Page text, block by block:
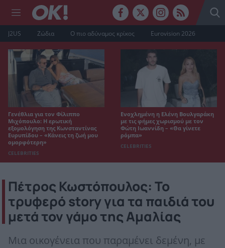
J2US Ζώδια Ο πιο αδύναμος κρίκος Eurovision 2026
Γενέθλια για τον Φίλιππο
Μιχόπουλο: Η ερωτική
εξομολόγηση της Κωνσταντίνας
Ευρυπίδου – «Κάνεις τη ζωή μου
ομορφότερη»
CELEBRITIES
Ενοχλημένη η Ελένη Βουλγαράκη
με τις φήμες χωρισμού με τον
Φώτη Ιωαννίδη – «Θα γίνετε
ρόμπα»
CELEBRITIES
Πέτρος Κωστόπουλος: Το
τρυφερό story για τα παιδιά του
μετά τον γάμο της Αμαλίας
Μια οικογένεια που παραμένει δεμένη, με